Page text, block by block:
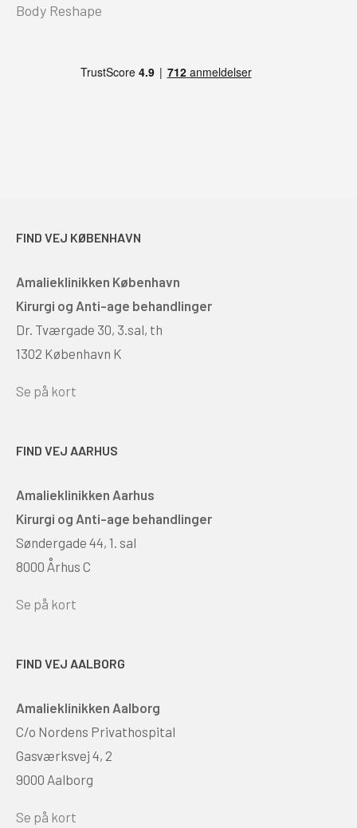
Body Reshape
FIND VEJ KØBENHAVN
Amalieklinikken København
Kirurgi og Anti-age behandlinger
Dr. Tværgade 30, 3.sal, th
1302 København K
Se på kort
FIND VEJ AARHUS
Amalieklinikken Aarhus
Kirurgi og Anti-age behandlinger
Søndergade 44, 1. sal
8000 Århus C
Se på kort
FIND VEJ AALBORG
Amalieklinikken Aalborg
C/o Nordens Privathospital
Gasværksvej 4, 2
9000 Aalborg
Se på kort